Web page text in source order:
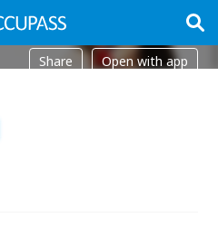
Share Open with app